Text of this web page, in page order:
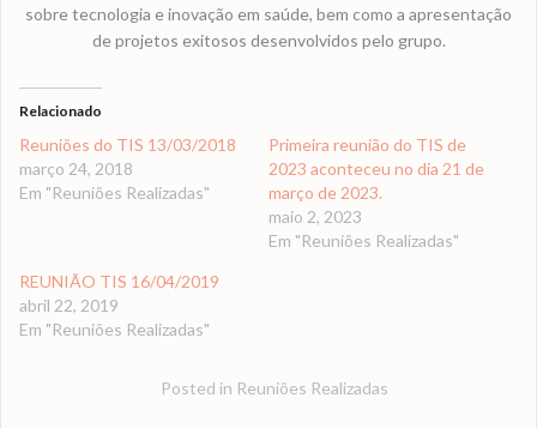
sobre tecnologia e inovação em saúde, bem como a apresentação
de projetos exitosos desenvolvidos pelo grupo.
Relacionado
Reuniões do TIS 13/03/2018
março 24, 2018
Em "Reuniões Realizadas"
Primeira reunião do TIS de
2023 aconteceu no dia 21 de
março de 2023.
maio 2, 2023
Em "Reuniões Realizadas"
REUNIÃO TIS 16/04/2019
abril 22, 2019
Em "Reuniões Realizadas"
Posted in Reuniões Realizadas